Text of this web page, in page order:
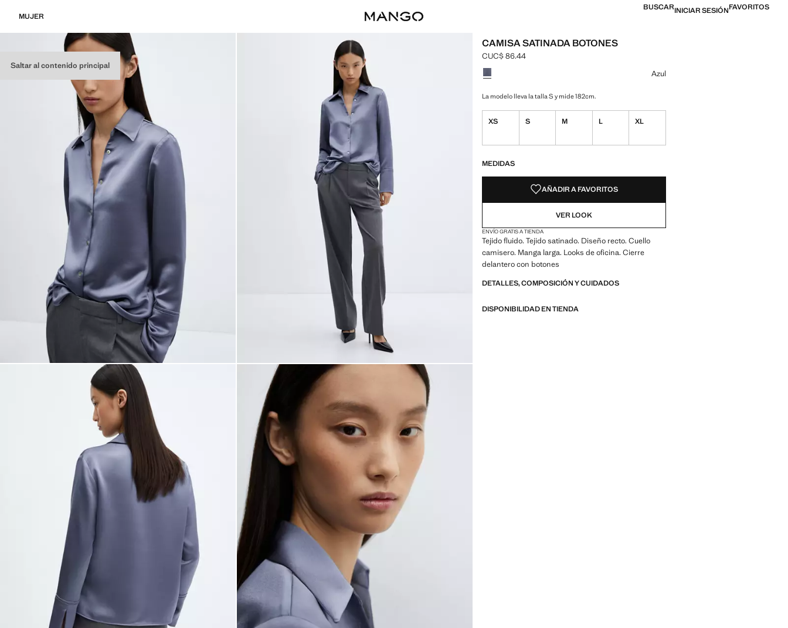
Saltar al contenido principal
MUJER
BUSCARINICIAR SESIÓNFAVORITOS
CAMISA SATINADA BOTONES
Precio actual [CUC$ 86.44 ]
CUC$ 86.44
Selecciona un color
Azul
La modelo lleva la talla S y mide 182cm.
XS S M L XL
MEDIDAS
AÑADIR A FAVORITOS
VER LOOK
ENVÍO GRATIS A TIENDA
Tejido fluido. Tejido satinado. Diseño recto. Cuello
camisero. Manga larga. Looks de oficina. Cierre
delantero con botones
DETALLES, COMPOSICIÓN Y CUIDADOS
DISPONIBILIDAD EN TIENDA